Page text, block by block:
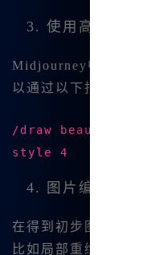
3. 使用高级选项
Midjourney中文版提
以通过以下指令更改图
/draw beautiful
style 4
4. 图片编辑与调整
在得到初步图像后，
比如局部重绘和图像